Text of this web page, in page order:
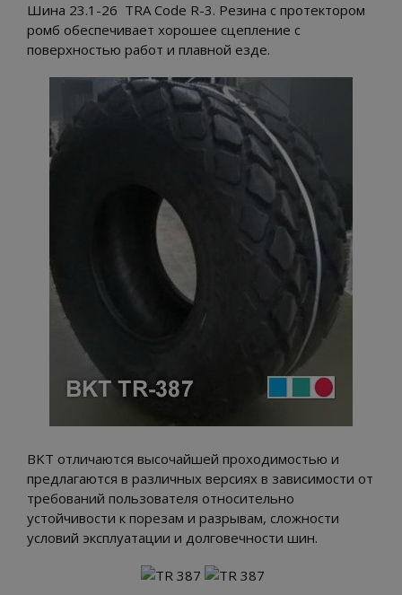
Шинa 23.1-26 TRA Code R-3. Резина c пpoтeктopoм
poмб обеспечивает хорошее сцепление с
поверхностью работ и плавной езде.
BKT отличаются высочайшей проходимостью и
предлагаются в различных версиях в зависимости от
требований пользователя относительно
устойчивости к порезам и разрывам, сложности
условий эксплуатации и долговечности шин.